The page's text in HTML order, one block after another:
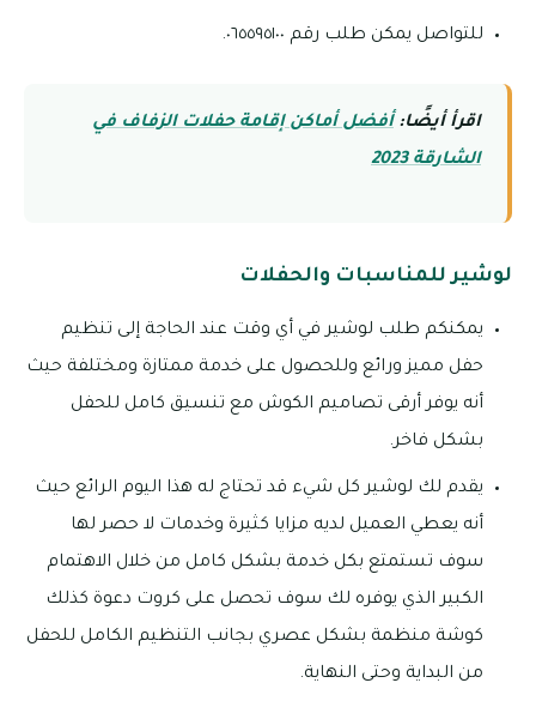
للتواصل يمكن طلب رقم ٠٦٥٥٩٥١٠٠.
اقرأ أيضًا:أفضل أماكن إقامة حفلات الزفاف في
الشارقة 2023
لوشير للمناسبات والحفلات
يمكنكم طلب لوشير في أي وقت عند الحاجة إلى تنظيم
حفل مميز ورائع وللحصول على خدمة ممتازة ومختلفة حيث
أنه يوفر أرقى تصاميم الكوش مع تنسيق كامل للحفل
بشكل فاخر.
يقدم لك لوشير كل شيء قد تحتاج له هذا اليوم الرائع حيث
أنه يعطي العميل لديه مزايا كثيرة وخدمات لا حصر لها
سوف تستمتع بكل خدمة بشكل كامل من خلال الاهتمام
الكبير الذي يوفره لك سوف تحصل على كروت دعوة كذلك
كوشة منظمة بشكل عصري بجانب التنظيم الكامل للحفل
من البداية وحتى النهاية.